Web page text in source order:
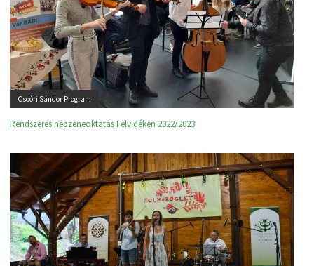
Csoóri Sándor Program
Rendszeres népzeneoktatás Felvidéken 2022/2023